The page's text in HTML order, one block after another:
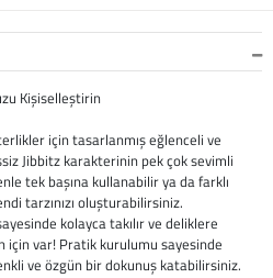
Kişiselleştirin
için tasarlanmış eğlenceli ve
Jibbitz karakterinin pek çok sevimli
tek başına kullanabilir ya da farklı
tarzınızı oluşturabilirsiniz.
kolayca takılır ve deliklere
var! Pratik kurulumu sayesinde
ve özgün bir dokunuş katabilirsiniz.